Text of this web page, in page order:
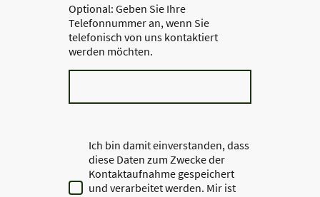
Optional: Geben Sie Ihre
Telefonnummer an, wenn Sie
telefonisch von uns kontaktiert
werden möchten.
Ich bin damit einverstanden, dass
diese Daten zum Zwecke der
Kontaktaufnahme gespeichert
und verarbeitet werden. Mir ist